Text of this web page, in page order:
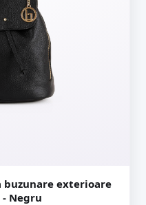
buzunare exterioare
Negru